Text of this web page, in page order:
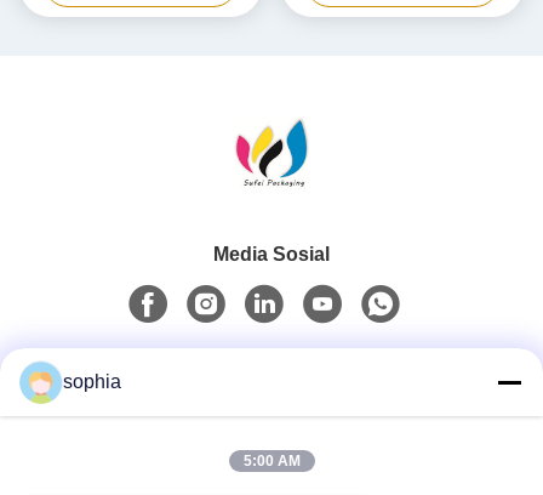
Masukkan
Media Sosial
0086-13128969971
sophia
5:00 AM